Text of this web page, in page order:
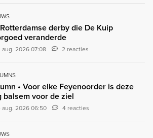
derby die De Kuip
veranderde
aug. 2026 07:08 2 reacties
• Voor elke Feyenoorder is deze
balsem voor de ziel
aug. 2026 06:50 4 reacties